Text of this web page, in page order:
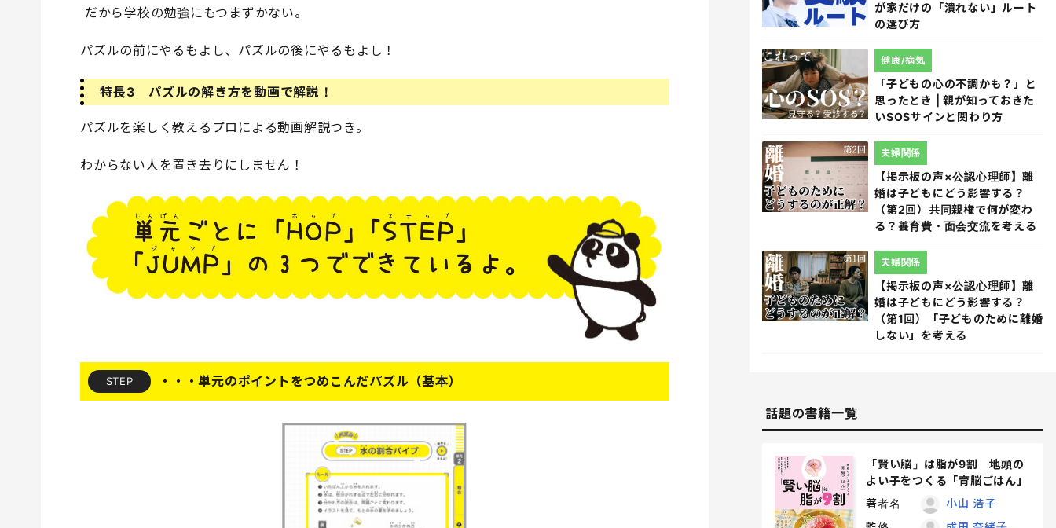
だから学校の勉強にもつまずかない。
パズルの前にやるもよし、パズルの後にやるもよし！
特長3 パズルの解き方を動画で解説！
パズルを楽しく教えるプロによる動画解説つき。
わからない人を置き去りにしません！
STEP ・・・単元のポイントをつめこんだパズル（基本）
が家だけの「潰れない」ルート
の選び方
「子どもの心の不調かも？」と
思ったとき | 親が知っておきた
いSOSサインと関わり方
健康/病気
【掲示板の声×公認心理師】離
婚は子どもにどう影響する？
（第2回）共同親権で何が変わ
る？養育費・面会交流を考える
夫婦関係
【掲示板の声×公認心理師】離
婚は子どもにどう影響する？
（第1回）「子どものために離婚
しない」を考える
夫婦関係
話題の書籍一覧
「賢い脳」は脂が9割 地頭の
よい子をつくる「育脳ごはん」
著者名
小山 浩子